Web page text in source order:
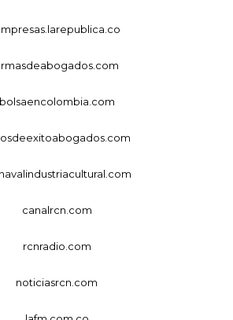
bolsaencolombia.com
canalrcn.com
rcnradio.com
noticiasrcn.com